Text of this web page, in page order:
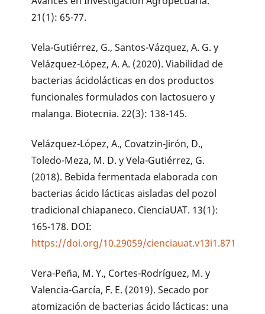
21(1): 65-77.
Vela-Gutiérrez, G., Santos-Vázquez, A. G. y
Velázquez-López, A. A. (2020). Viabilidad de
bacterias ácidolácticas en dos productos
funcionales formulados con lactosuero y
malanga. Biotecnia. 22(3): 138-145.
Velázquez-López, A., Covatzin-Jirón, D.,
Toledo-Meza, M. D. y Vela-Gutiérrez, G.
(2018). Bebida fermentada elaborada con
bacterias ácido lácticas aisladas del pozol
tradicional chiapaneco. CienciaUAT. 13(1):
165-178. DOI:
https://doi.org/10.29059/cienciauat.v13i1.871
Vera-Peña, M. Y., Cortes-Rodríguez, M. y
Valencia-García, F. E. (2019). Secado por
atomización de bacterias ácido lácticas: una